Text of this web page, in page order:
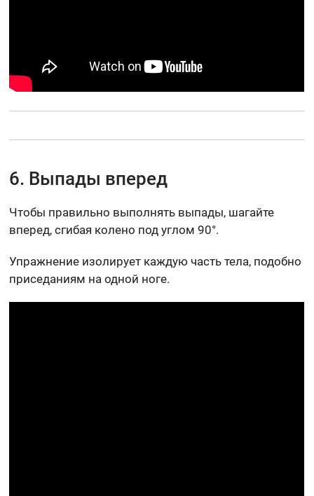
6. Выпады вперед
Чтобы правильно выполнять выпады, шагайте
вперед, сгибая колено под углом 90°.
Упражнение изолирует каждую часть тела, подобно
приседаниям на одной ноге.